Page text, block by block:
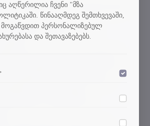
განათლებისა და მეცნიერების
ხარისხის განვითარების
ტექნიკური უნივერსიტეტი
სამედიცინო
აღწერილია ჩვენი "მზა
წინააღმდეგ შემთხვევაში,
მოგაწვდით პერსონალიზებულ
და შეთავაზებებს.
ფუნქციონირებისთვის
ფაილები.
ქუქი-ფაილები გვეხმარება